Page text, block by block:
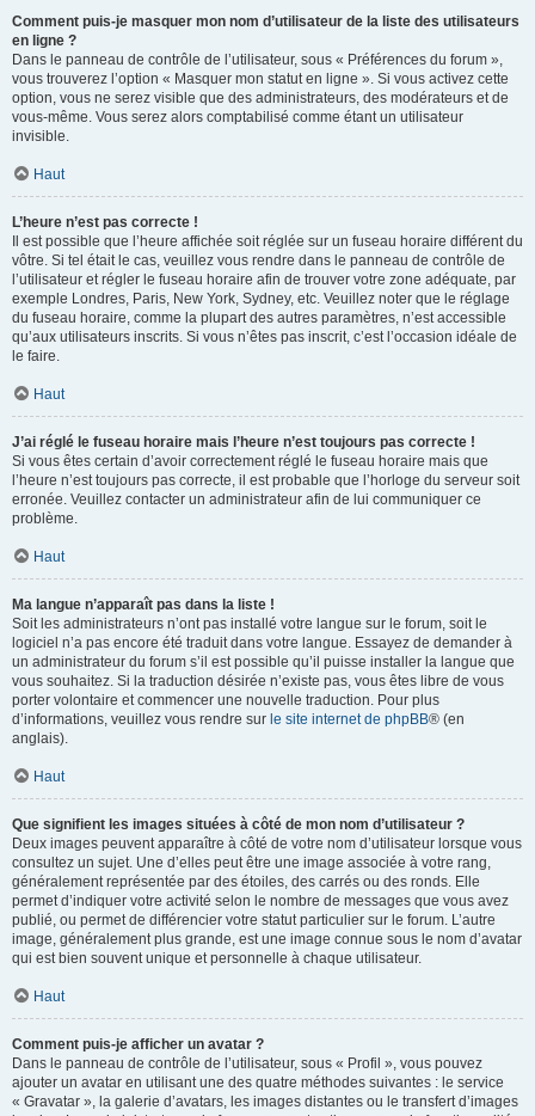
Comment puis-je masquer mon nom d’utilisateur de la liste des utilisateurs
en ligne ?
Dans le panneau de contrôle de l’utilisateur, sous « Préférences du forum »,
vous trouverez l’option « Masquer mon statut en ligne ». Si vous activez cette
option, vous ne serez visible que des administrateurs, des modérateurs et de
vous-même. Vous serez alors comptabilisé comme étant un utilisateur
invisible.
Haut
L’heure n’est pas correcte !
Il est possible que l’heure affichée soit réglée sur un fuseau horaire différent du
vôtre. Si tel était le cas, veuillez vous rendre dans le panneau de contrôle de
l’utilisateur et régler le fuseau horaire afin de trouver votre zone adéquate, par
exemple Londres, Paris, New York, Sydney, etc. Veuillez noter que le réglage
du fuseau horaire, comme la plupart des autres paramètres, n’est accessible
qu’aux utilisateurs inscrits. Si vous n’êtes pas inscrit, c’est l’occasion idéale de
le faire.
Haut
J’ai réglé le fuseau horaire mais l’heure n’est toujours pas correcte !
Si vous êtes certain d’avoir correctement réglé le fuseau horaire mais que
l’heure n’est toujours pas correcte, il est probable que l’horloge du serveur soit
erronée. Veuillez contacter un administrateur afin de lui communiquer ce
problème.
Haut
Ma langue n’apparaît pas dans la liste !
Soit les administrateurs n’ont pas installé votre langue sur le forum, soit le
logiciel n’a pas encore été traduit dans votre langue. Essayez de demander à
un administrateur du forum s’il est possible qu’il puisse installer la langue que
vous souhaitez. Si la traduction désirée n’existe pas, vous êtes libre de vous
porter volontaire et commencer une nouvelle traduction. Pour plus
d’informations, veuillez vous rendre sur le site internet de phpBB® (en
anglais).
Haut
Que signifient les images situées à côté de mon nom d’utilisateur ?
Deux images peuvent apparaître à côté de votre nom d’utilisateur lorsque vous
consultez un sujet. Une d’elles peut être une image associée à votre rang,
généralement représentée par des étoiles, des carrés ou des ronds. Elle
permet d’indiquer votre activité selon le nombre de messages que vous avez
publié, ou permet de différencier votre statut particulier sur le forum. L’autre
image, généralement plus grande, est une image connue sous le nom d’avatar
qui est bien souvent unique et personnelle à chaque utilisateur.
Haut
Comment puis-je afficher un avatar ?
Dans le panneau de contrôle de l’utilisateur, sous « Profil », vous pouvez
ajouter un avatar en utilisant une des quatre méthodes suivantes : le service
« Gravatar », la galerie d’avatars, les images distantes ou le transfert d’images